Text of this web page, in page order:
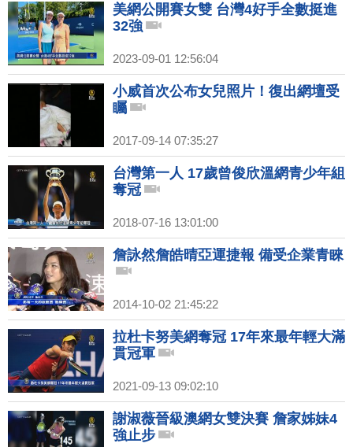
美網公開賽女雙 台灣4好手全數挺進
32強
2023-09-01 12:56:04
小威首次公布女兒照片！復出網壇受
矚
2017-09-14 07:35:27
台灣第一人 17歲曾俊欣溫網青少年組
奪冠
2018-07-16 13:01:00
詹詠然詹皓晴亞運捷報 備受企業青睞
2014-10-02 21:45:22
拉杜卡努美網奪冠 17年來最年輕大滿
貫冠軍
2021-09-13 09:02:10
謝淑薇晉級澳網女雙決賽 詹家姊妹4
強止步